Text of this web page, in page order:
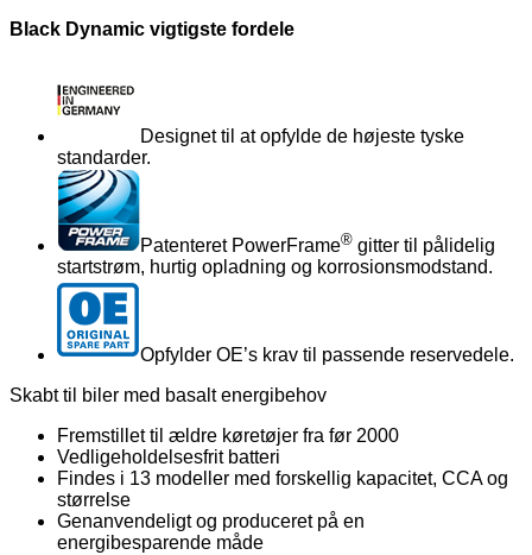
Black Dynamic vigtigste fordele
Designet til at opfylde de højeste tyske
standarder.
Patenteret PowerFrame® gitter til pålidelig
startstrøm, hurtig opladning og korrosionsmodstand.
Opfylder OE’s krav til passende reservedele.
Skabt til biler med basalt energibehov
Fremstillet til ældre køretøjer fra før 2000
Vedligeholdelsesfrit batteri
Findes i 13 modeller med forskellig kapacitet, CCA og
størrelse
Genanvendeligt og produceret på en
energibesparende måde